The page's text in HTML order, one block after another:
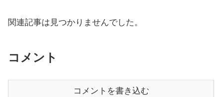
関連記事は見つかりませんでした。
コメント
コメントを書き込む